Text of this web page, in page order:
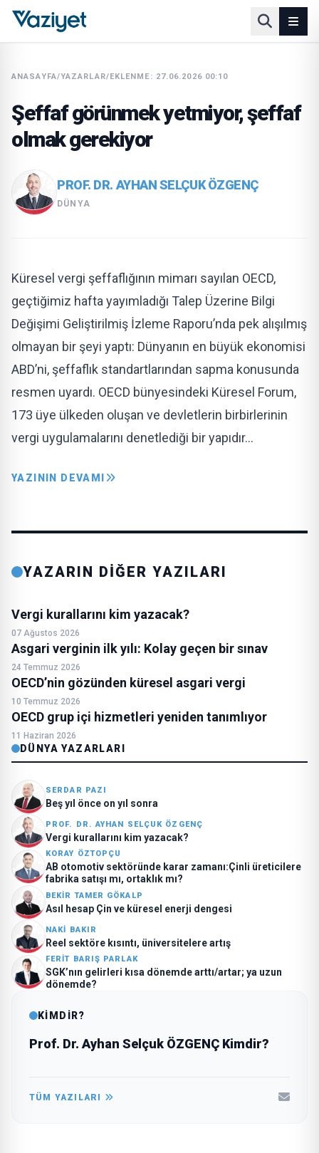
ANASAYFA/YAZARLAR/EKLENME: 27.06.2026 00:10
Şeffaf görünmek yetmiyor, şeffaf
olmak gerekiyor
PROF. DR. AYHAN SELÇUK ÖZGENÇ
DÜNYA
Küresel vergi şeffaflığının mimarı sayılan OECD,
geçtiğimiz hafta yayımladığı Talep Üzerine Bilgi
Değişimi Geliştirilmiş İzleme Ra­poru’nda pek alışılmış
olmayan bir şeyi yaptı: Dünyanın en büyük ekonomisi
ABD’ni, şeffaf­lık standartlarından sapma konusunda
resmen uyardı. OECD bünyesindeki Küresel Forum,
173 üye ülkeden oluşan ve devletlerin birbirlerinin
ver­gi uygulamalarını denetlediği bir yapıdır…
YAZININ DEVAMI
YAZARIN DİĞER YAZILARI
Vergi kurallarını kim yazacak?
07 Ağustos 2026
Asgari verginin ilk yılı: Kolay geçen bir sınav
24 Temmuz 2026
OECD’nin gözünden küresel asgari vergi
10 Temmuz 2026
OECD grup içi hizmetleri yeniden tanımlıyor
11 Haziran 2026
DÜNYA YAZARLARI
SERDAR PAZI
Beş yıl önce on yıl sonra
PROF. DR. AYHAN SELÇUK ÖZGENÇ
Vergi kurallarını kim yazacak?
KORAY ÖZTOPÇU
AB otomotiv sektöründe karar zamanı:Çinli üreticilere
fabrika satışı mı, ortaklık mı?
BEKIR TAMER GÖKALP
Asıl hesap Çin ve küresel enerji dengesi
NAKI BAKIR
Reel sektöre kısıntı, üniversitelere artış
FERIT BARIŞ PARLAK
SGK’nın gelirleri kısa dönemde arttı/artar; ya uzun
dönemde?
KİMDİR?
Prof. Dr. Ayhan Selçuk ÖZGENÇ Kimdir?
TÜM YAZILARI